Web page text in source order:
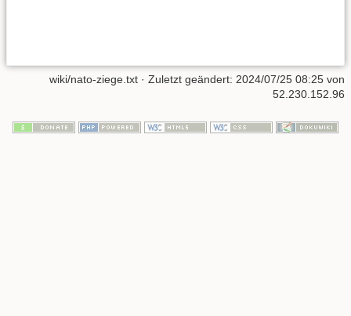
wiki/nato-ziege.txt · Zuletzt geändert: 2024/07/25 08:25 von
52.230.152.96